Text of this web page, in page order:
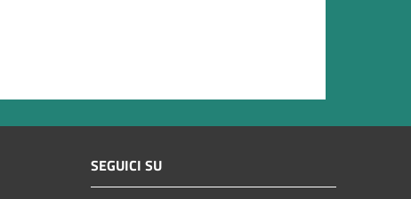
SEGUICI SU